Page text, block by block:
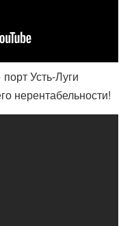
Усть-Луги
нерентабельности!